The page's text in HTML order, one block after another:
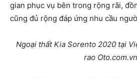
gian phục vụ bên trong rộng rãi,
cũng đủ rộng đáp ứng nhu cầu
Ngoại thất Kia Sorento 2020 tại
rao